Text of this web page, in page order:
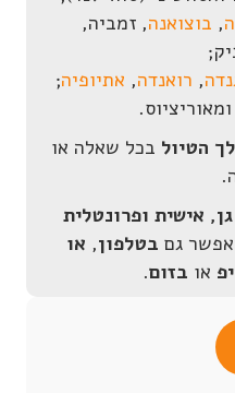
, בוצואנה, זמביה,
, רואנדה, אתיופיה;
ומאוריציוס.
הטיול בכל שאלה או
אישית ופרונטלית
גם בטלפון, או
או בזום.